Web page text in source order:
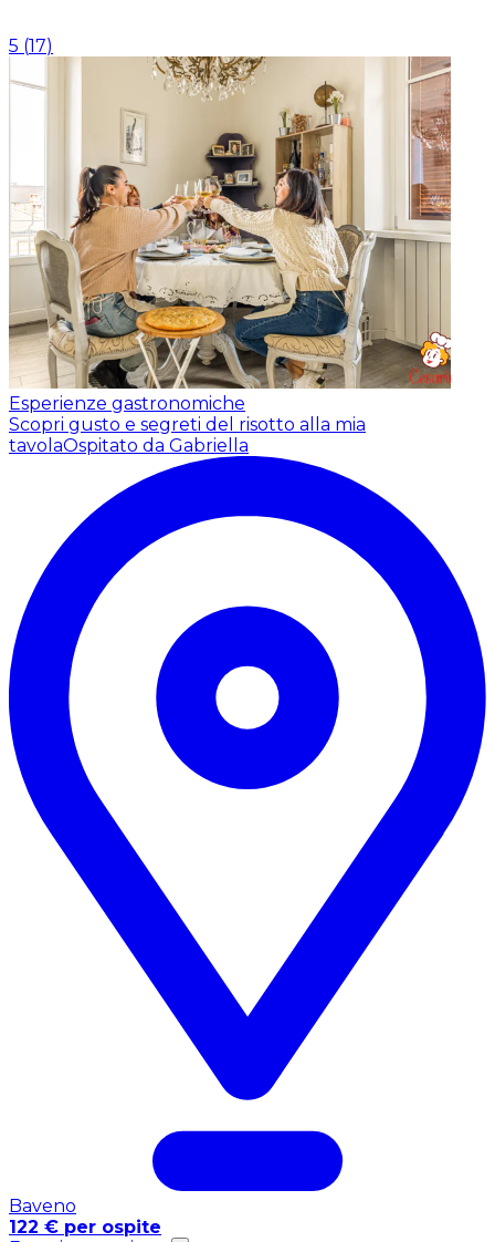
5 (17)
Esperienze gastronomiche
Scopri gusto e segreti del risotto alla mia
tavolaOspitato da Gabriella
Baveno
122 € per ospite